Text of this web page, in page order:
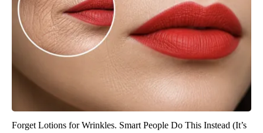
Forget Lotions for Wrinkles. Smart People Do This Instead (It’s